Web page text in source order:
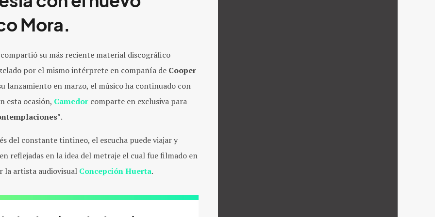
Mora.
su más reciente material discográfico
por el mismo intérprete en compañía de Cooper
lanzamiento en marzo, el músico ha continuado con
esta ocasión, Camedor comparte en exclusiva para
.
del constante tintineo, el escucha puede viajar y
reflejadas en la idea del metraje el cual fue filmado en
la artista audiovisual Concepción Huerta.